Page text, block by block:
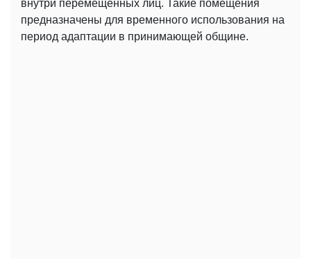
внутри перемещенных лиц. Такие помещения
предназначены для временного использования на
период адаптации в принимающей общине.